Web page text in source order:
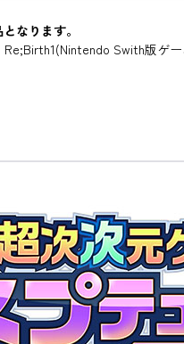
なります。
Swith版ゲー